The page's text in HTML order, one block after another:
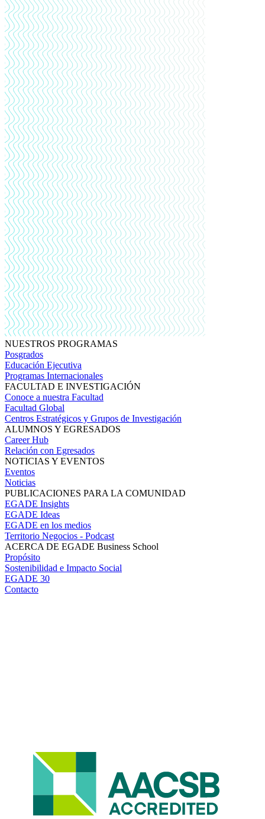
NUESTROS PROGRAMAS
Posgrados
Educación Ejecutiva
Programas Internacionales
FACULTAD E INVESTIGACIÓN
Conoce a nuestra Facultad
Facultad Global
Centros Estratégicos y Grupos de Investigación
ALUMNOS Y EGRESADOS
Career Hub
Relación con Egresados
NOTICIAS Y EVENTOS
Eventos
Noticias
PUBLICACIONES PARA LA COMUNIDAD
EGADE Insights
EGADE Ideas
EGADE en los medios
Territorio Negocios - Podcast
ACERCA DE EGADE Business School
Propósito
Sostenibilidad e Impacto Social
EGADE 30
Contacto